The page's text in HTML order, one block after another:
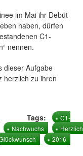
im Mai ihr Debüt
haben, dürfen
C1-
nennen.
dieser Aufgabe
herzlich zu ihren
Tags:
C1-
Nachwuchs
2016